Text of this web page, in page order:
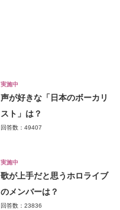
実施中
声が好きな「日本のボーカリ
スト」は？
回答数：49407
実施中
歌が上手だと思うホロライブ
のメンバーは？
回答数：23836